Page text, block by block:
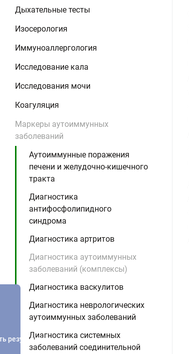
Дыхательные тесты
Изосерология
Иммуноаллергология
Исследование кала
Исследования мочи
Коагуляция
Маркеры аутоиммунных
заболеваний
Аутоиммунные поражения
печени и желудочно-кишечного
тракта
Диагностика
антифосфолипидного
синдрома
Диагностика артритов
Диагностика аутоиммунных
заболеваний (комплексы)
Диагностика васкулитов
Диагностика неврологических
аутоиммунных заболеваний
Диагностика системных
заболеваний соединительной
результатов